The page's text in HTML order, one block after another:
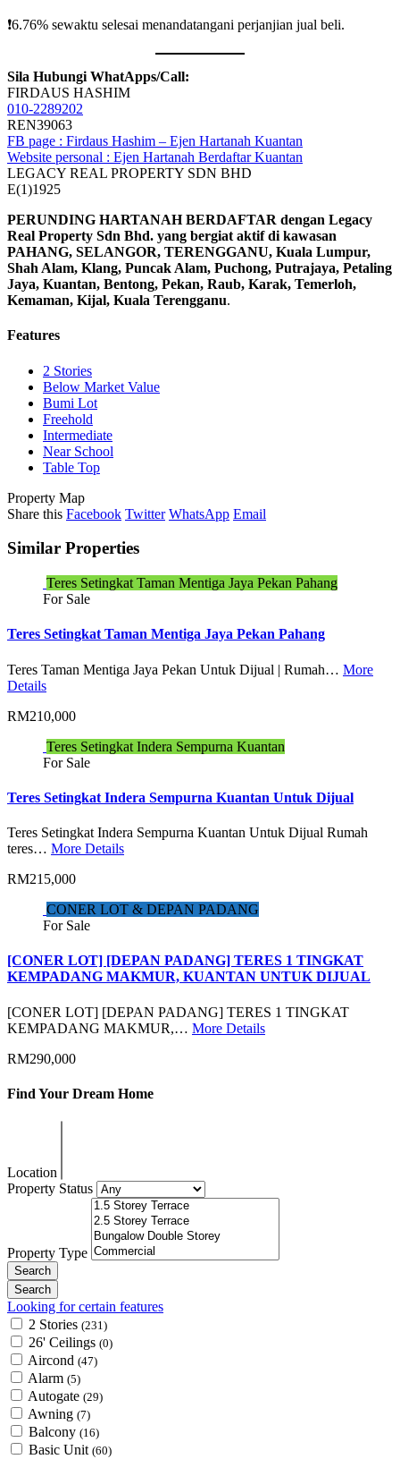
❗️6.76% sewaktu selesai menandatangani perjanjian jual beli.
Sila Hubungi WhatApps/Call:
FIRDAUS HASHIM
010-2289202
REN39063
FB page : Firdaus Hashim – Ejen Hartanah Kuantan
Website personal : Ejen Hartanah Berdaftar Kuantan
LEGACY REAL PROPERTY SDN BHD
E(1)1925
PERUNDING HARTANAH BERDAFTAR dengan Legacy
Real Property Sdn Bhd. yang bergiat aktif di kawasan
PAHANG, SELANGOR, TERENGGANU, Kuala Lumpur,
Shah Alam, Klang, Puncak Alam, Puchong, Putrajaya, Petaling
Jaya, Kuantan, Bentong, Pekan, Raub, Karak, Temerloh,
Kemaman, Kijal, Kuala Terengganu.
Features
2 Stories
Below Market Value
Bumi Lot
Freehold
Intermediate
Near School
Table Top
Property Map
Share this Facebook Twitter WhatsApp Email
Similar Properties
Teres Setingkat Taman Mentiga Jaya Pekan Pahang
For Sale
Teres Setingkat Taman Mentiga Jaya Pekan Pahang
Teres Taman Mentiga Jaya Pekan Untuk Dijual | Rumah… More
Details
RM210,000
Teres Setingkat Indera Sempurna Kuantan
For Sale
Teres Setingkat Indera Sempurna Kuantan Untuk Dijual
Teres Setingkat Indera Sempurna Kuantan Untuk Dijual Rumah
teres… More Details
RM215,000
CONER LOT & DEPAN PADANG
For Sale
[CONER LOT] [DEPAN PADANG] TERES 1 TINGKAT
KEMPADANG MAKMUR, KUANTAN UNTUK DIJUAL
[CONER LOT] [DEPAN PADANG] TERES 1 TINGKAT
KEMPADANG MAKMUR,… More Details
RM290,000
Find Your Dream Home
Location
Property Status
Property Type
Looking for certain features
2 Stories (231)
26' Ceilings (0)
Aircond (47)
Alarm (5)
Autogate (29)
Awning (7)
Balcony (16)
Basic Unit (60)